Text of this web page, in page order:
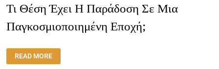
Τι Θέση Έχει Η Παράδοση Σε Μια
Παγκοσμιοποιημένη Εποχή;
ΘΈΣΗ
ΈΧΕΙ
READ MORE